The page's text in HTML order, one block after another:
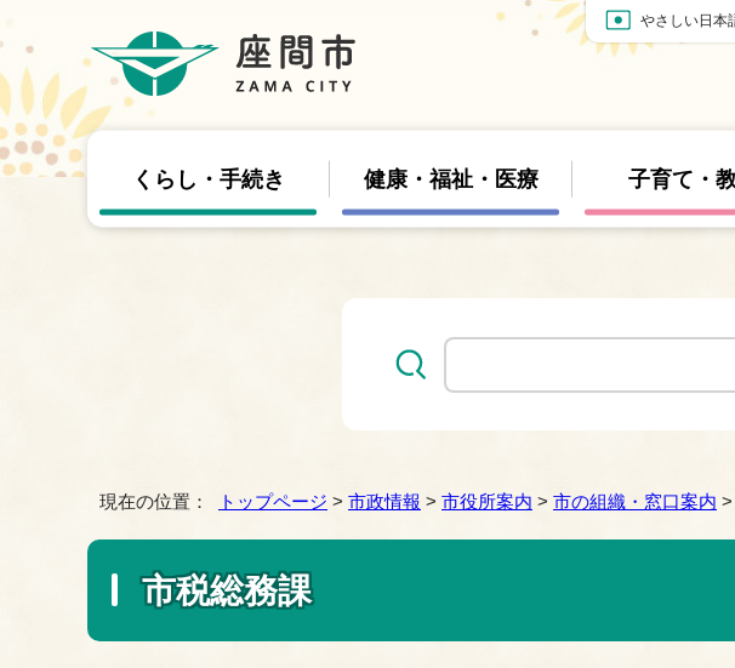
やさしい日本
くらし・手続き 健康・福祉・医療 子育て・
現在の位置： トップページ > 市政情報 > 市役所案内 > 市の組織・窓口案内
市税総務課